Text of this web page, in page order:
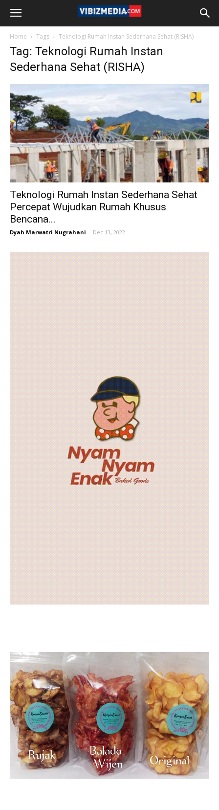
Home Tags Teknologi Rumah Instan Sederhana Sehat (RISHA)
Tag: Teknologi Rumah Instan
Sederhana Sehat (RISHA)
Teknologi Rumah Instan Sederhana Sehat
Percepat Wujudkan Rumah Khusus
Bencana...
Dyah Marwatri Nugrahani - Dec 13, 2022